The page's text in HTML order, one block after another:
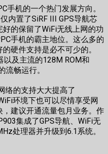
手机的一个热门发展方向。
内置了SiRF III GPS导航芯
的保留了WiFi无线上网的功
手机的霸主地位。这么多的
硬件支持是必不可少的。
及主流的128M ROM和
流畅运行。
络的支持大大提高了
环境下也可以尽情享受网
建议开通流量包月业务。作
集成了GPS导航、WiFi无
处理器并升级到6.1系统。